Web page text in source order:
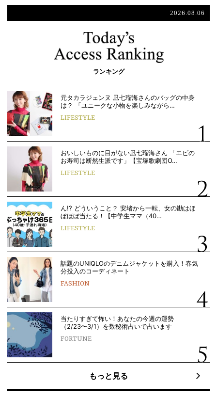
2026.08.06
ランキング
元タカラジェンヌ 凪七瑠海さんのバッグの中身
は？ 「ユニークな小物を楽しみながら…
LIFESTYLE
おいしいものに目がない凪七瑠海さん 「エビの
お寿司は断然生派です」【宝塚歌劇団O…
LIFESTYLE
ん!? どういうこと？ 安堵から一転、女の勘はほ
ぼほぼ当たる！【中学生ママ（40…
LIFESTYLE
話題のUNIQLOのデニムジャケットを購入！春気
分投入のコーディネート
FASHION
当たりすぎて怖い！あなたの今週の運勢
（2/23〜3/1）を数秘術占いで占います
FORTUNE
もっと見る